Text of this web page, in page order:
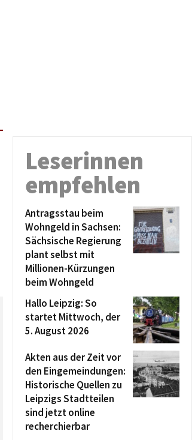
Leserinnen
empfehlen
Antragsstau beim
Wohngeld in Sachsen:
Sächsische Regierung
plant selbst mit
Millionen-Kürzungen
beim Wohngeld
Hallo Leipzig: So
startet Mittwoch, der
5. August 2026
Akten aus der Zeit vor
den Eingemeindungen:
Historische Quellen zu
Leipzigs Stadtteilen
sind jetzt online
recherchierbar